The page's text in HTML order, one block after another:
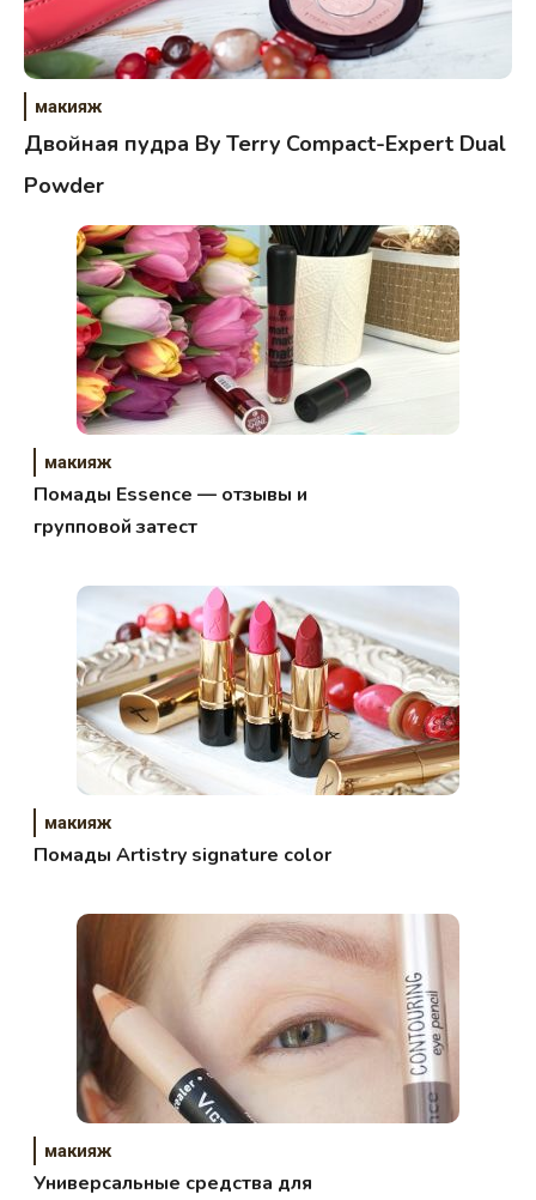
макияж
Двойная пудра By Terry Compact-Expert Dual
Powder
макияж
Помады Essence — отзывы и
групповой затест
макияж
Помады Artistry signature color
макияж
Универсальные средства для